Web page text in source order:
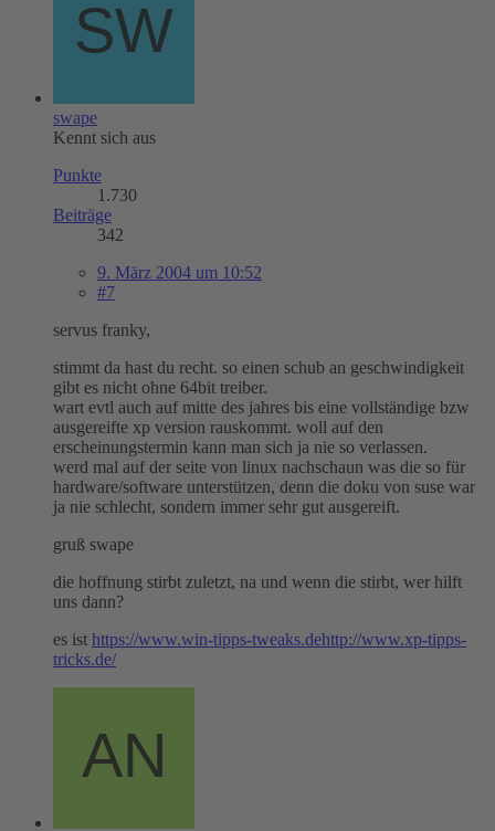
swape
Kennt sich aus
Punkte
1.730
Beiträge
342
9. März 2004 um 10:52
#7
servus franky,
stimmt da hast du recht. so einen schub an geschwindigkeit
gibt es nicht ohne 64bit treiber.
wart evtl auch auf mitte des jahres bis eine vollständige bzw
ausgereifte xp version rauskommt. woll auf den
erscheinungstermin kann man sich ja nie so verlassen.
werd mal auf der seite von linux nachschaun was die so für
hardware/software unterstützen, denn die doku von suse war
ja nie schlecht, sondern immer sehr gut ausgereift.
gruß swape
die hoffnung stirbt zuletzt, na und wenn die stirbt, wer hilft
uns dann?
es ist https://www.win-tipps-tweaks.dehttp://www.xp-tipps-
tricks.de/